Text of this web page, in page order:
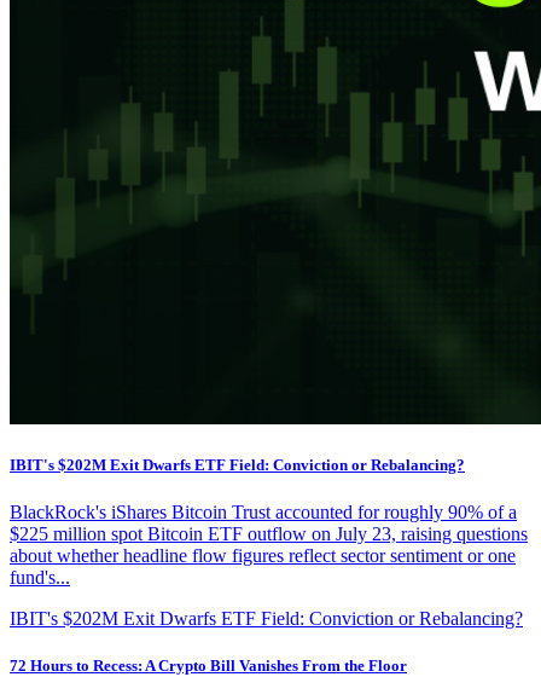
IBIT's $202M Exit Dwarfs ETF Field: Conviction or Rebalancing?
BlackRock's iShares Bitcoin Trust accounted for roughly 90% of a
$225 million spot Bitcoin ETF outflow on July 23, raising questions
about whether headline flow figures reflect sector sentiment or one
fund's...
IBIT's $202M Exit Dwarfs ETF Field: Conviction or Rebalancing?
72 Hours to Recess: A Crypto Bill Vanishes From the Floor